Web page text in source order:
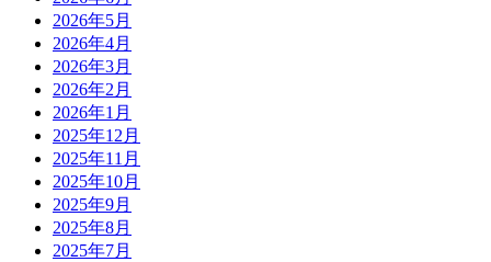
2026年5月
2026年4月
2026年3月
2026年2月
2026年1月
2025年12月
2025年11月
2025年10月
2025年9月
2025年8月
2025年7月